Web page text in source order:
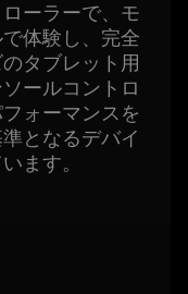
ーラーで、モ
体験し、完全
タブレット用
ールコントロ
ォーマンスを
となるデバイ
ます。